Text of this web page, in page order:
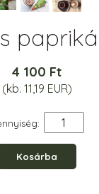
4 100 Ft
(kb. 11,19 EUR)
Kosárba